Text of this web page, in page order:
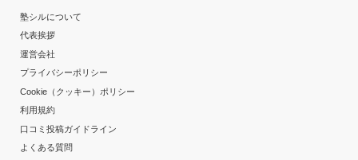
塾シルについて
代表挨拶
運営会社
プライバシーポリシー
Cookie（クッキー）ポリシー
利用規約
口コミ投稿ガイドライン
よくある質問